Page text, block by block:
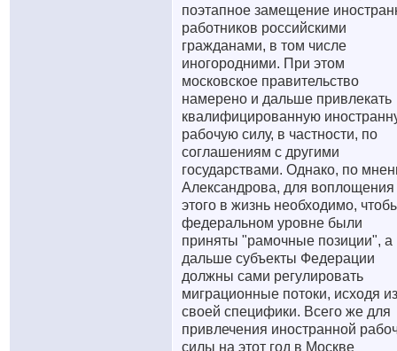
поэтапное замещение
работников российскими
гражданами, в том числе
иногородними. При этом
московское правительство
намерено и дальше привлекать
квалифицированную
рабочую силу, в частности, по
соглашениям с другими
государствами. Однако, по
Александрова, для воплощения
этого в жизнь необходимо,
федеральном уровне были
приняты "рамочные позиции", а
дальше субъекты Федерации
должны сами регулировать
миграционные потоки, исходя из
своей специфики. Всего же для
привлечения иностранной
силы на этот год в Москве